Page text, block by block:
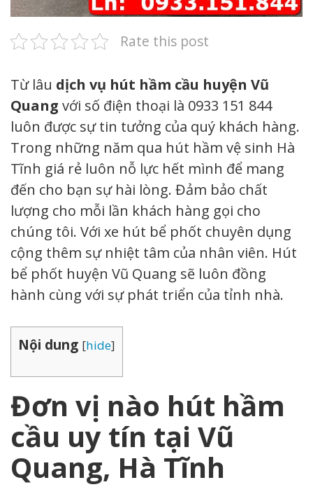
Rate this post
Từ lâu dịch vụ hút hầm cầu huyện Vũ
Quang với số điện thoại là 0933 151 844
luôn được sự tin tưởng của quý khách hàng.
Trong những năm qua hút hầm vệ sinh Hà
Tĩnh giá rẻ luôn nỗ lực hết mình để mang
đến cho bạn sự hài lòng. Đảm bảo chất
lượng cho mỗi lần khách hàng gọi cho
chúng tôi. Với xe hút bể phốt chuyên dụng
cộng thêm sự nhiệt tâm của nhân viên. Hút
bể phốt huyện Vũ Quang sẽ luôn đồng
hành cùng với sự phát triển của tỉnh nhà.
Nội dung [hide]
Đơn vị nào hút hầm
cầu uy tín tại Vũ
Quang, Hà Tĩnh